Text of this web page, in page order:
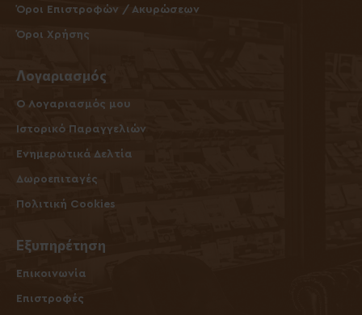
Όροι Επιστροφών / Ακυρώσεων
Όροι Χρήσης
Λογαριασμός
O Λογαριασμός μου
Ιστορικό Παραγγελιών
Ενημερωτικά Δελτία
Δωροεπιταγές
Πολιτική Cookies
Εξυπηρέτηση
Επικοινωνία
Επιστροφές